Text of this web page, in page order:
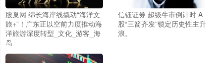
股巢网 绵长海岸线撬动“海洋文
旅+”！广东正以空前力度推动海
洋旅游深度转型_文化_游客_海
岛
信钰证券 超级牛市倒计时 A
股“三箭齐发”锁定历史性主升
浪。